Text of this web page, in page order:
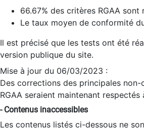
66.67% des critères RGAA sont
Le taux moyen de conformité
Il est précisé que les tests ont été
version publique du site.
Mise à jour du 06/03/2023 :
Des corrections des principales
RGAA seraient maintenant
- Contenus inaccessibles
Les contenus listés ci-dessous ne